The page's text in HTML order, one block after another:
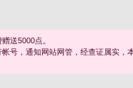
送5000点。
号，通知网站网管，经查证属实，